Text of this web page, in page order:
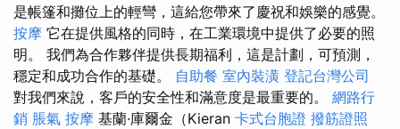
是帳篷和攤位上的輕彎，這給您帶來了慶祝和娛樂的感覺。
按摩 它在提供風格的同時，在工業環境中提供了必要的照
明。 我們為合作夥伴提供長期福利，這是計劃，可預測，
穩定和成功合作的基礎。 自助餐 室內裝潢 登記台灣公司
對我們來說，客戶的安全性和滿意度是最重要的。 網路行
銷 脹氣 按摩 基蘭·庫爾金（Kieran 卡式台胞證 撥筋證照